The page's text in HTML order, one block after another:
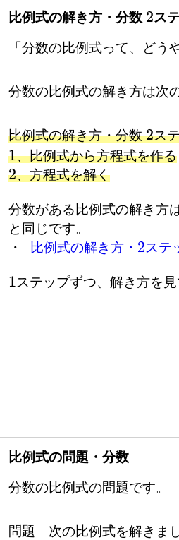
比例式の解き方・分数 2ス
「分数の比例式って、どう
分数の比例式の解き方は次
比例式の解き方・分数2ス
、比例式から方程式を作る
、方程式を解く
分数がある比例式の解き方
と同じです。
・
比例式の解き方・
2 ステ
1ステップずつ、解き方を見
比例式の問題・分数
分数の比例式の問題です。
問題 次の比例式を解きまし